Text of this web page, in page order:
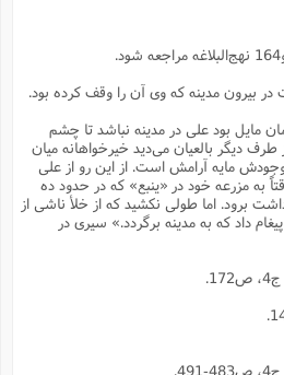
بیرون مدینه که وی آن را وقف کرده بود.
خطبه240. «عثمان مایل بود على در مدینه نباشد تا چشم
طرف دیگر بالعیان مى‌دید خیرخواهانه میان
مایه آرامش است. از این رو از على
به مزرعه خود در «ینبع» که در حدود ده
برود. اما طولى نکشید که از خلأ ناشى از
داد که به مدینه برگردد.» سیری در